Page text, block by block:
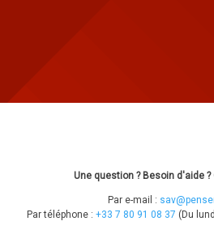
Une question ? Besoin d'aide
Par e-mail :
Par téléphone : +33 7 80 91 08 37 (Du